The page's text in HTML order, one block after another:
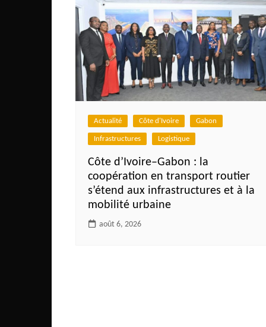
Kenya
Lesotho Fr
Liberia
Mali
Malawi Fr
Maroc
Mauritanie
Mozambique
Namibie
Nigeria
Actualité Côte d'Ivoire Gabon
Infrastructures Logistique
Côte d’Ivoire–Gabon : la
coopération en transport routier
s’étend aux infrastructures et à la
mobilité urbaine
août 6, 2026